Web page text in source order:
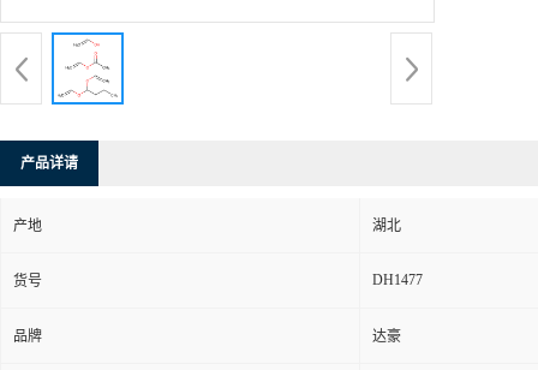
产品详请
产地 湖北
货号 DH1477
品牌 达豪